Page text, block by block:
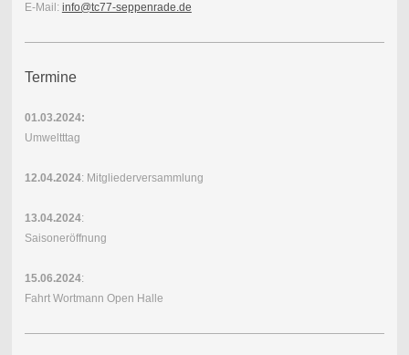
E-Mail: info@tc77-seppenrade.de
Termine
01.03.2024:
Umweltttag
12.04.2024: Mitgliederversammlung
13.04.2024:
Saisoneröffnung
15.06.2024:
Fahrt Wortmann Open Halle